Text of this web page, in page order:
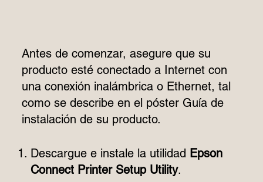
Antes de comenzar, asegure que su
producto esté conectado a Internet con
una conexión inalámbrica o Ethernet, tal
como se describe en el póster Guía de
instalación de su producto.
Descargue e instale la utilidad Epson
Connect Printer Setup Utility.